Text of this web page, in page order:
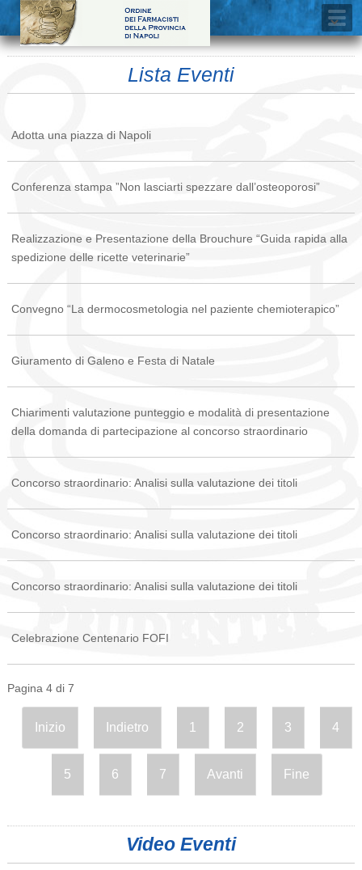
Lista Eventi
Adotta una piazza di Napoli
Conferenza stampa ”Non lasciarti spezzare dall’osteoporosi”
Realizzazione e Presentazione della Brouchure “Guida rapida alla
spedizione delle ricette veterinarie”
Convegno “La dermocosmetologia nel paziente chemioterapico”
Giuramento di Galeno e Festa di Natale
Chiarimenti valutazione punteggio e modalità di presentazione
della domanda di partecipazione al concorso straordinario
Concorso straordinario: Analisi sulla valutazione dei titoli
Concorso straordinario: Analisi sulla valutazione dei titoli
Concorso straordinario: Analisi sulla valutazione dei titoli
Celebrazione Centenario FOFI
Pagina 4 di 7
Inizio Indietro 1 2 3 4
5 6 7 Avanti Fine
Video Eventi